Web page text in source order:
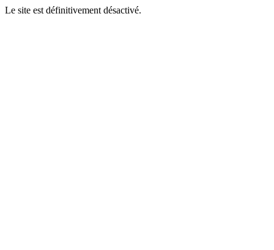
Le site est définitivement désactivé.